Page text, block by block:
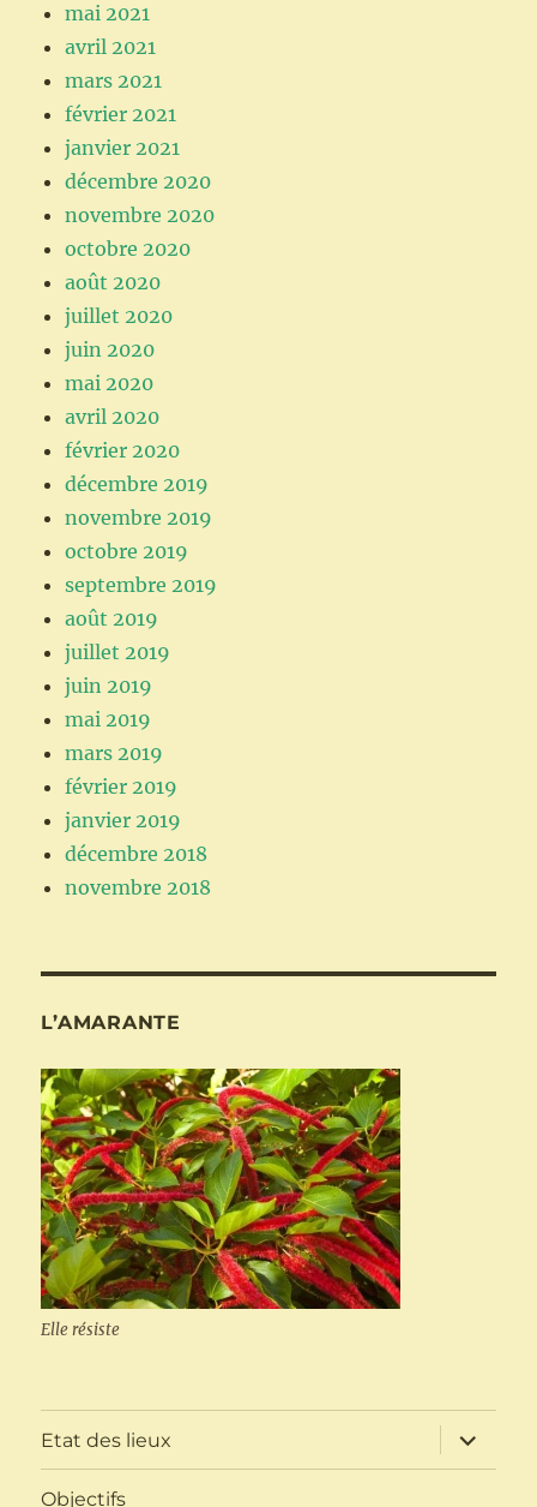
mai 2021
avril 2021
mars 2021
février 2021
janvier 2021
décembre 2020
novembre 2020
octobre 2020
août 2020
juillet 2020
juin 2020
mai 2020
avril 2020
février 2020
décembre 2019
novembre 2019
octobre 2019
septembre 2019
août 2019
juillet 2019
juin 2019
mai 2019
mars 2019
février 2019
janvier 2019
décembre 2018
novembre 2018
L’AMARANTE
Elle résiste
Etat des lieux
ouvrir
le
sous-
Objectifs